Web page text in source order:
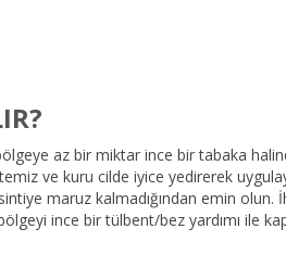
az bir miktar ince bir tabaka
ve kuru cilde iyice yedirerek
maruz kalmadığından emin olun.
ince bir tülbent/bez yardımı ile